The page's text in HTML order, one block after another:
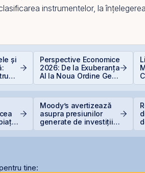
instrumentelor, la
și
Perspective Economice
2026: De la Exuberanța
AI la Noua Ordine Geo-
Economică
Moody’s avertizează
asupra presiunilor
generate de investițiile
tine: